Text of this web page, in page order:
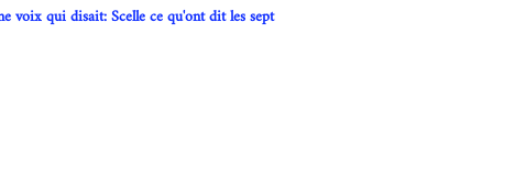
voix qui disait: Scelle ce qu'ont dit les sept